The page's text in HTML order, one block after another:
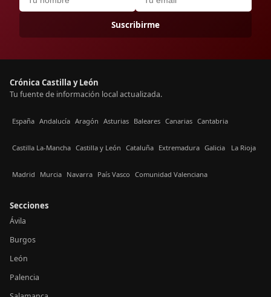
Suscribirme
Crónica Castilla y León
Tu fuente de información local actualizada.
España Andalucía Aragón Asturias Baleares Canarias Cantabria
Castilla La-Mancha Castilla y León Cataluña Extremadura Galicia La Rioja
Madrid Murcia Navarra País Vasco Comunidad Valenciana
Secciones
Ávila
Burgos
León
Palencia